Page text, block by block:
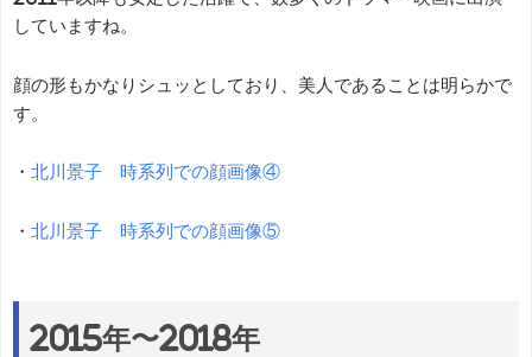
していますね。
顔の形もかなりシュッとしており、美人であることは明らかで
す。
・ 北川景子 時系列での顔画像④
・ 北川景子 時系列での顔画像⑤
2015年〜2018年